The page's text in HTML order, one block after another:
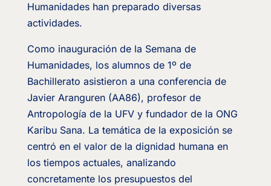
Humanidades han preparado diversas
actividades.
Como inauguración de la Semana de
Humanidades, los alumnos de 1º de
Bachillerato asistieron a una conferencia de
Javier Aranguren (AA86), profesor de
Antropología de la UFV y fundador de la ONG
Karibu Sana. La temática de la exposición se
centró en el valor de la dignidad humana en
los tiempos actuales, analizando
concretamente los presupuestos del